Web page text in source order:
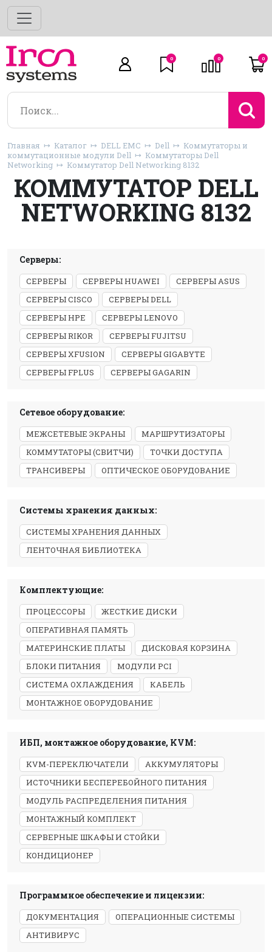
0 0 0
Главная Каталог DELL EMC Dell
Коммутаторы и
коммутационные модули Dell
Коммутаторы Dell
Networking
Коммутатор Dell Networking 8132
КОММУТАТОР DELL
NETWORKING 8132
Серверы:
СЕРВЕРЫ СЕРВЕРЫ HUAWEI
СЕРВЕРЫ ASUS
СЕРВЕРЫ CISCO
СЕРВЕРЫ DELL
СЕРВЕРЫ HPE
СЕРВЕРЫ LENOVO
СЕРВЕРЫ RIKOR
СЕРВЕРЫ FUJITSU
СЕРВЕРЫ XFUSION
СЕРВЕРЫ GIGABYTE
СЕРВЕРЫ FPLUS
СЕРВЕРЫ GAGARIN
Сетевое оборудование:
МЕЖСЕТЕВЫЕ ЭКРАНЫ
МАРШРУТИЗАТОРЫ
КОММУТАТОРЫ (СВИТЧИ)
ТОЧКИ ДОСТУПА
ТРАНСИВЕРЫ
ОПТИЧЕСКОЕ ОБОРУДОВАНИЕ
Системы хранения данных:
СИСТЕМЫ ХРАНЕНИЯ ДАННЫХ
ЛЕНТОЧНАЯ БИБЛИОТЕКА
Комплектующие:
ПРОЦЕССОРЫ
ЖЕСТКИЕ ДИСКИ
ОПЕРАТИВНАЯ ПАМЯТЬ
МАТЕРИНСКИЕ ПЛАТЫ
ДИСКОВАЯ КОРЗИНА
БЛОКИ ПИТАНИЯ
МОДУЛИ PCI
СИСТЕМА ОХЛАЖДЕНИЯ
КАБЕЛЬ
МОНТАЖНОЕ ОБОРУДОВАНИЕ
ИБП, монтажное оборудование, KVM:
KVM-ПЕРЕКЛЮЧАТЕЛИ
АККУМУЛЯТОРЫ
ИСТОЧНИКИ БЕСПЕРЕБОЙНОГО ПИТАНИЯ
МОДУЛЬ РАСПРЕДЕЛЕНИЯ ПИТАНИЯ
МОНТАЖНЫЙ КОМПЛЕКТ
СЕРВЕРНЫЕ ШКАФЫ И СТОЙКИ
КОНДИЦИОНЕР
Программное обеспечение и лицензии:
ДОКУМЕНТАЦИЯ
ОПЕРАЦИОННЫЕ СИСТЕМЫ
АНТИВИРУС